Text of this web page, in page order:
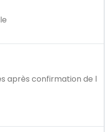
après confirmation de l